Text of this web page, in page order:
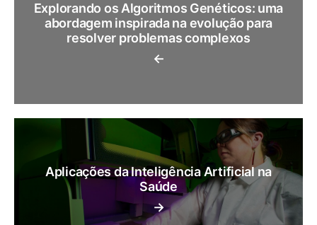
←
Explorando os Algoritmos Genéticos: uma
abordagem inspirada na evolução para
resolver problemas complexos
→
Aplicações da Inteligência Artificial na
Saúde